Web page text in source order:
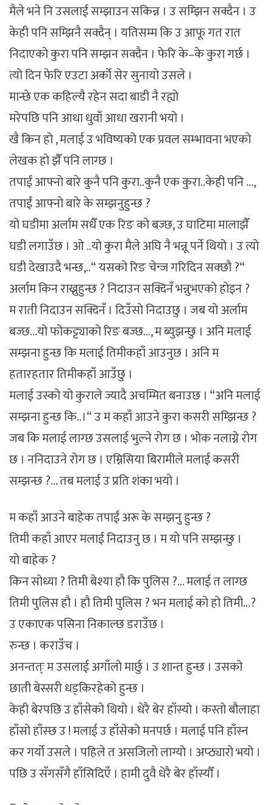
मैले भने नि उसलाई सम्झाउन सकिन्न । उ सम्झिन सक्दैन । उ
केही पनि सम्झिनै सक्दैन् । यतिसम्म कि उ आफू गत रात
निदाएको कुरा पनि सम्झन सक्दैन । फेरि के–के कुरा गर्छ ।
त्यो दिन फेरि एउटा अर्को सेर सुनायो उसले ।
मान्छे एक कहिल्यै रहेन सदा बाडी नै रह्यो
मरेपछि पनि आधा धुवाँ आधा खरानी भयो ।
खै किन हो , मलाई उ भविष्यको एक प्रवल सम्भावना भएको
लेखक हो झैँ पनि लाग्छ ।
तपाईं आफ्नो बारे कुनै पनि कुरा..कुनै एक कुरा..केही पनि …,
तपाईं आफ्नो बारे के सम्झनुहुन्छ ?
यो घडीमा अर्लाम सधैँ एक रिङ को बज्छ, उ घाटिमा मालाझैँ
घडी लगाउँछ । ओ ..यो कुरा मैले अघि नै भन्नू पर्ने थियो । उ त्यो
घडी देखाउदै भन्छ,..“ यसको रिङ चेन्ज गरिदिन सक्छौ ?“
अर्लाम किन राख्नुहुन्छ ? निदाउन सक्दिनँ भन्नुभएको होइन ?
म राती निदाउन सक्दिनँ । दिउँसो निदाउछु । जब यो अर्लाम
बज्छ…यो फोकट्ट्याको रिङ बज्छ…, म ब्युझन्छु । अनि मलाई
सम्झना हुन्छ कि मलाई तिमीकहाँ आउनुछ । अनि म
हतारहतार तिमीकहाँ आउँछु ।
मलाई उस्को यो कुराले ज्यादै अचम्मित बनाउछ । “अनि मलाई
सम्झना हुन्छ कि..।“ उ म कहाँ आउने कुरा कसरी सम्झिन्छ ?
जब कि मलाई लाग्छ उसलाई भुल्ने रोग छ । भोक नलाग्ने रोग
छ । ननिदाउने रोग छ । एम्निसिया बिरामीले मलाई कसरी
सम्झन्छ ?… तब मलाई उ प्रति शंका भयो ।
म कहाँ आउने बाहेक तपाईं अरू के सम्झनु हुन्छ ?
तिमी कहाँ आएर मलाई निदाउनु छ । म यो पनि सम्झन्छु ।
यो बाहेक ?
किन सोध्या ? तिमी बेश्या हौ कि पुलिस ?… मलाई त लाग्छ
तिमी पुलिस हौ । हौ तिमी पुलिस ? भन मलाई को हो तिमी…?
उ एकाएक पसिना निकाल्छ डराउँछ ।
रुन्छ । कराउँच ।
अनन्तत्ः म उसलाई अगाँलो मार्छु । उ शान्त हुन्छ । उसको
छाती बेस्सरी धड्किरहेको हुन्छ ।
केही बेरपछि उ हाँसेको थियो । धेरै बेर हाँस्यो । कस्तो बौलाहा
हाँसो हाँस्छ उ ! मलाई उ हाँसेको मनपर्छ । मलाई पनि हाँस्न
कर गर्यो उसले । पहिले त असजिलो लाग्यो । अप्ठ्यारो भयो ।
पछि उ सँगसँगै हाँसिदिएँ । हामी दुवै धेरै बेर हाँस्यौँ ।